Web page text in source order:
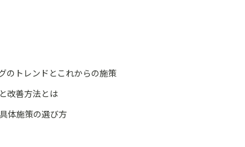
のトレンドとこれからの施策
改善方法とは
体施策の選び方